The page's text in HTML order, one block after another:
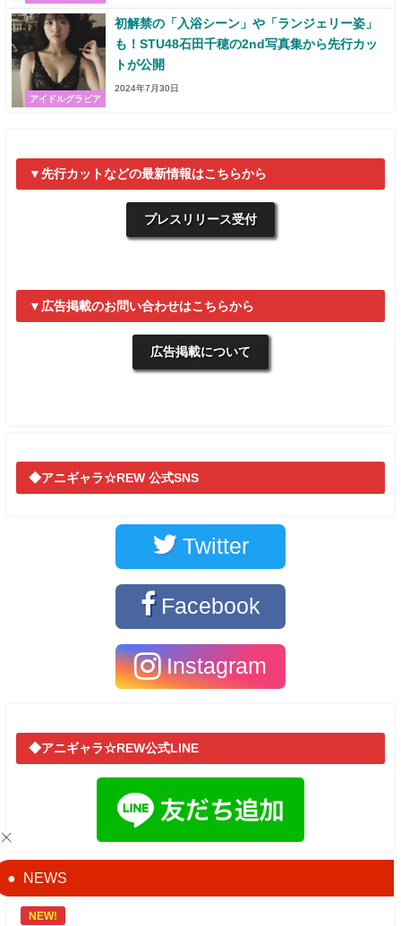
アイドルグラビア
初解禁の「入浴シーン」や「ランジェリー姿」
も！STU48石田千穂の2nd写真集から先行カッ
トが公開
2024年7月30日
▼先行カットなどの最新情報はこちらから
プレスリリース受付
▼広告掲載のお問い合わせはこちらから
広告掲載について
◆アニギャラ☆REW 公式SNS
Twitter
Facebook
Instagram
◆アニギャラ☆REW公式LINE
NEWS
NEW!